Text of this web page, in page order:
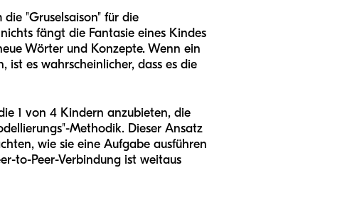
"Gruselsaison" für die
fängt die Fantasie eines Kindes
Wörter und Konzepte. Wenn ein
ist es wahrscheinlicher, dass es die
1 von 4 Kindern anzubieten, die
Methodik. Dieser Ansatz
wie sie eine Aufgabe ausführen
to-Peer-Verbindung ist weitaus